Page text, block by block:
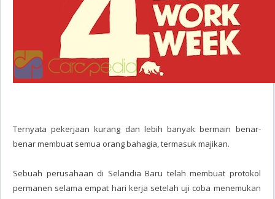
Ternyata pekerjaan kurang dan lebih banyak bermain benar-
benar membuat semua orang bahagia, termasuk majikan.
Sebuah perusahaan di Selandia Baru telah membuat protokol
permanen selama empat hari kerja setelah uji coba menemukan